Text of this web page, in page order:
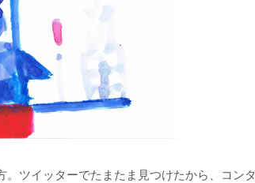
ツイッターでたまたま見つけたから、コン